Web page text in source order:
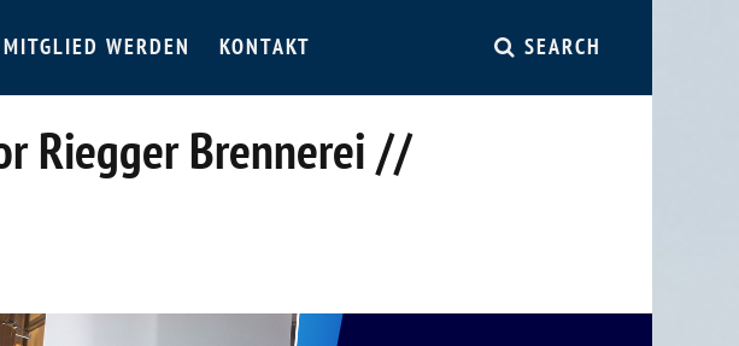
MITGLIED WERDEN KONTAKT SEARCH
Riegger Brennerei //